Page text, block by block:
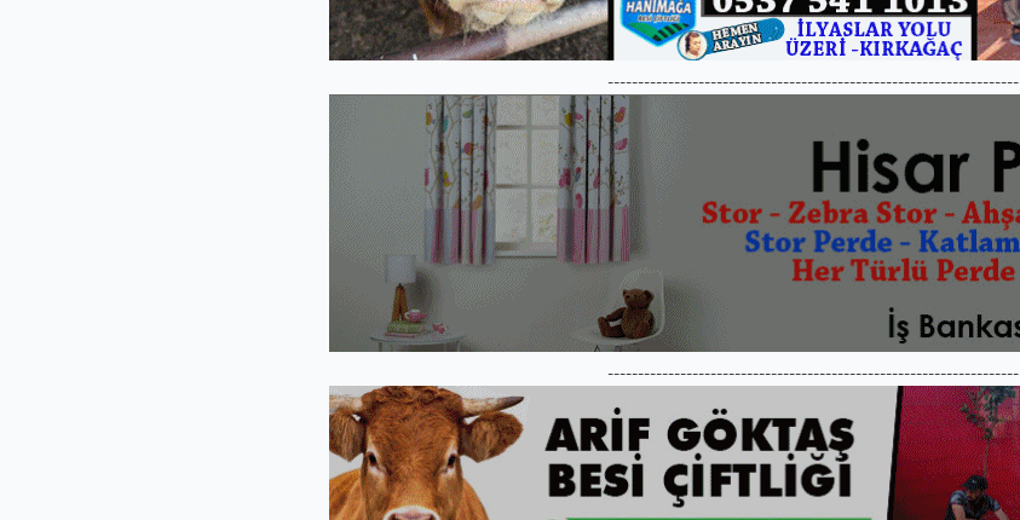
--------------------------------------------------------------------
--------------------------------------------------------------------